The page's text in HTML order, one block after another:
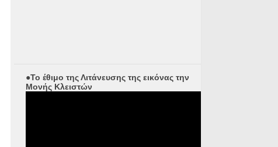
●Το έθιμο της Λιτάνευσης της εικόνας την
Μονής Κλειστών